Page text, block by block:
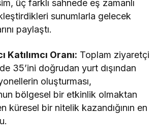
üç farklı sahnede eş zamanlı
sunumlarla gelecek
paylaştı.
Katılımcı Oranı: Toplam ziyaretçi
35’ini doğrudan yurt dışından
oluşturması,
bölgesel bir etkinlik olmaktan
küresel bir nitelik kazandığının en